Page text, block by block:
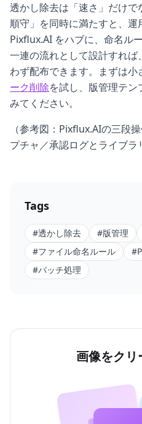
透かし除去は「速さ」だけ
順守」を同時に満たすと、運
Pixflux.AI をハブに、命名ル
一連の流れとして設計すれ
わず配布できます。まずは小
ーク削除を試し、版管理テ
みてください。
（参考図：Pixflux.AIの三段
プチャ／承認ログとライブラ
Tags
#透かし除去 #版管理
#ファイル命名ルール #
#バッチ処理
画像をク